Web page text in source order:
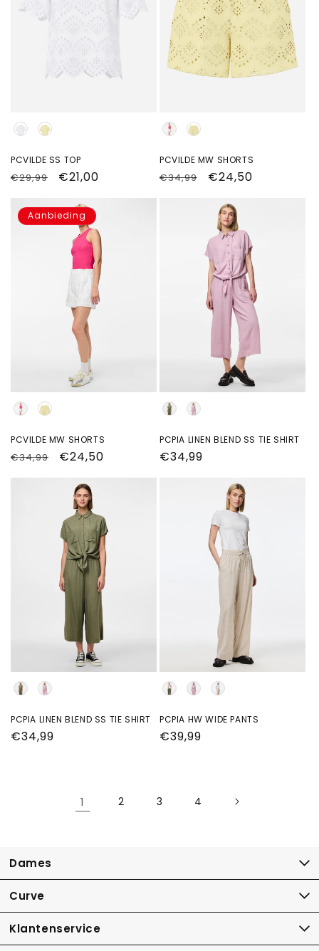
Kleur
PCVILDE SS TOP
Normale
€29,99 Aanbiedingsprijs
€21,00
Kleur
PCVILDE MW SHORTS
Normale
€34,99 Aanbiedingsprijs
€24,50
Aanbieding
Kleur
PCVILDE MW SHORTS
Normale
prijs
€34,99 Aanbiedingsprijs
€24,50
Kleur
PCPIA LINEN BLEND SS TIE SHIRT
Normale
€34,99
Kleur
PCPIA LINEN BLEND SS TIE SHIRT
Normale
€34,99
Kleur
PCPIA HW WIDE PANTS
Normale
€39,99
1 2 3 4
Dames
Curve
Klantenservice